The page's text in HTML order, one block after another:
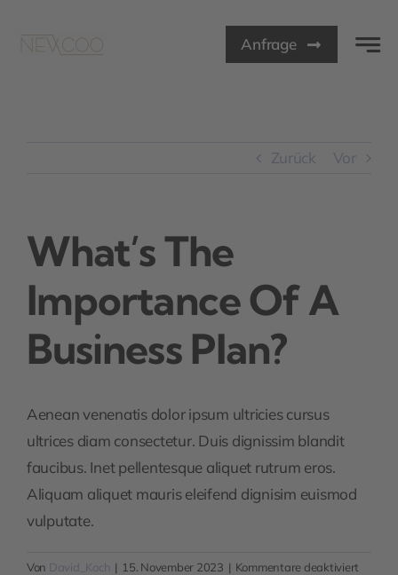
Inhalt
Anfrage
Zurück Vor
What’s The
Importance Of A
Business Plan?
Aenean venenatis dolor ipsum ultricies cursus
ultrices diam consectetur. Duis dignissim blandit
faucibus. Inet pellentesque aliquet rutrum eros.
Aliquam aliquet mauris eleifend dignisim euismod
vulputate.
Von David_Koch | 15. November 2023 | Kommentare deaktiviert